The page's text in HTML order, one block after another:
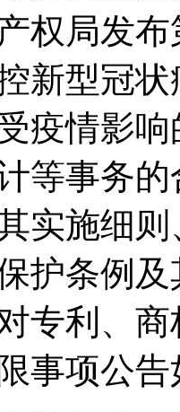
权局发
新型冠
疫情影
等事务
实施细
护条例
专利、
事项公